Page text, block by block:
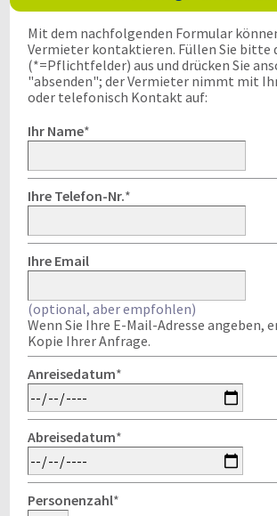
Mit dem nachfolgenden Formular
Vermieter kontaktieren. Füllen Sie bitte
(*=Pflichtfelder) aus und drücken Sie
"absenden"; der Vermieter nimmt mit
oder telefonisch Kontakt auf:
Ihr Name*
Ihre Telefon-Nr.*
Ihre Email
(optional, aber empfohlen)
Wenn Sie Ihre E-Mail-Adresse angeben,
Kopie Ihrer Anfrage.
Anreisedatum*
Abreisedatum*
Personenzahl*